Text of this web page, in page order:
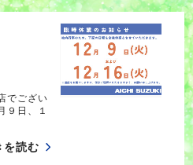
でござい
９日、１
を読む